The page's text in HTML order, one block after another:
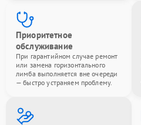
Приоритетное
обслуживание
При гарантийном случае ремонт
или замена горизонтального
лимба выполняется вне очереди
— быстро устраняем проблему.